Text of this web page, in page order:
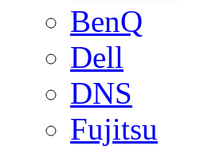
BenQ
Dell
DNS
Fujitsu